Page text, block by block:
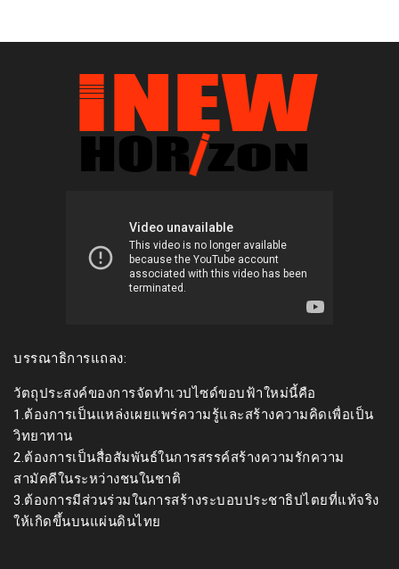
บรรณาธิการแถลง:
วัตถุประสงค์ของการจัดทำเวปไซด์ขอบฟ้าใหม่นี้คือ
1.ต้องการเป็นแหล่งเผยแพร่ความรู้และสร้างความคิดเพื่อเป็น
วิทยาทาน
2.ต้องการเป็นสื่อสัมพันธ์ในการสรรค์สร้างความรักความ
สามัคคีในระหว่างชนในชาติ
3.ต้องการมีส่วนร่วมในการสร้างระบอบประชาธิปไตยที่แท้จริง
ให้เกิดขึ้นบนแผ่นดินไทย